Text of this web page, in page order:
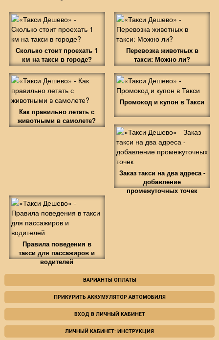
Сколько стоит проехать 1
км на такси в городе?
Перевозка животных в
такси: Можно ли?
Как правильно летать с
животными в самолете?
Промокод и купон в Такси
Заказ такси на два адреса -
добавление
промежуточных точек
Правила поведения в
такси для пассажиров и
водителей
ВАРИАНТЫ ОПЛАТЫ
ПРИКУРИТЬ АККУМУЛЯТОР АВТОМОБИЛЯ
ВХОД В ЛИЧНЫЙ КАБИНЕТ
ЛИЧНЫЙ КАБИНЕТ: ИНСТРУКЦИЯ